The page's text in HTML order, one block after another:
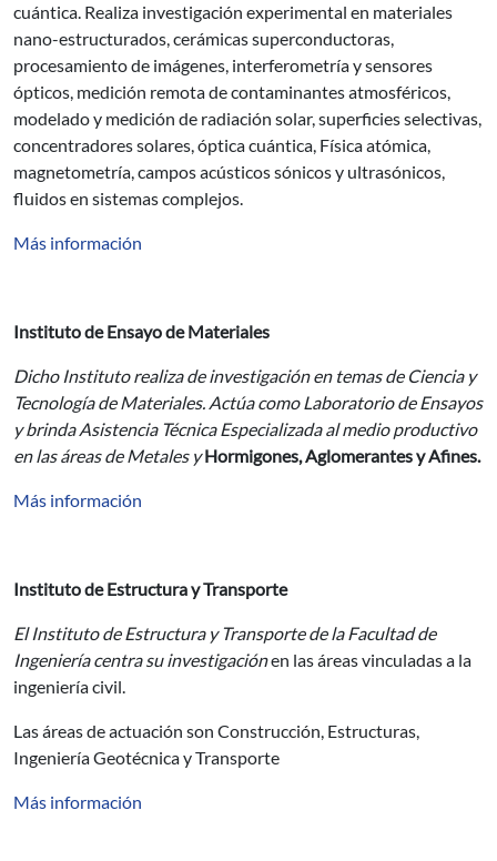
cuántica. Realiza investigación experimental en materiales
nano-estructurados, cerámicas superconductoras,
procesamiento de imágenes, interferometría y sensores
ópticos, medición remota de contaminantes atmosféricos,
modelado y medición de radiación solar, superficies selectivas,
concentradores solares, óptica cuántica, Física atómica,
magnetometría, campos acústicos sónicos y ultrasónicos,
fluidos en sistemas complejos.
Más información
Instituto de Ensayo de Materiales
Dicho Instituto realiza de investigación en temas de Ciencia y
Tecnología de Materiales. Actúa como Laboratorio de Ensayos
y brinda Asistencia Técnica Especializada al medio productivo
en las áreas de Metales yHormigones, Aglomerantes y Afines.
Más información
Instituto de Estructura y Transporte
El Instituto de Estructura y Transporte de la Facultad de
Ingeniería centra su investigaciónen las áreas vinculadas a la
ingeniería civil.
Las áreas de actuación son Construcción, Estructuras,
Ingeniería Geotécnica y Transporte
Más información